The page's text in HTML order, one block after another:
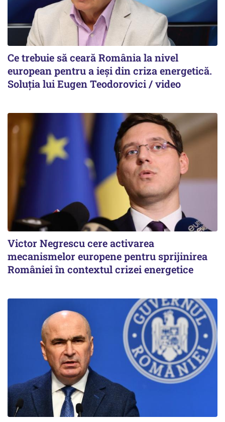
Ce trebuie să ceară România la nivel
european pentru a ieși din criza energetică.
Soluția lui Eugen Teodorovici / video
Victor Negrescu cere activarea
mecanismelor europene pentru sprijinirea
României în contextul crizei energetice